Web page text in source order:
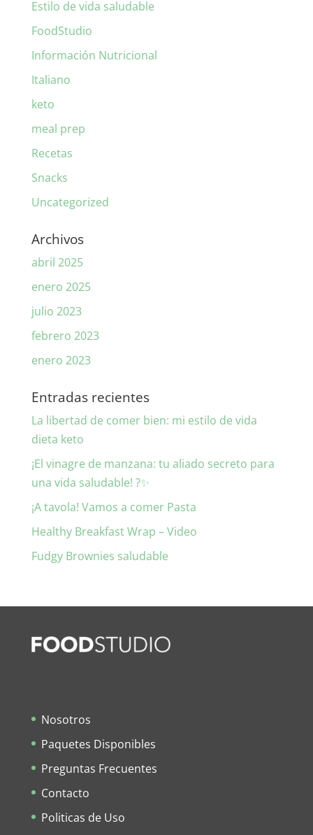
Estilo de vida saludable
FoodStudio
Información Nutricional
Italiano
keto
meal prep
Recetas
Snacks
Uncategorized
Archivos
abril 2025
enero 2025
julio 2023
febrero 2023
enero 2023
Entradas recientes
La libertad de comer bien: mi estilo de vida
dieta keto
¡El vinagre de manzana: tu aliado secreto para
una vida saludable! ?✨
¡A tavola! Vamos a comer Pasta
Healthy Breakfast Wrap – Video
Fudgy Brownies saludable
Nosotros
Paquetes Disponibles
Preguntas Frecuentes
Contacto
Politicas de Uso